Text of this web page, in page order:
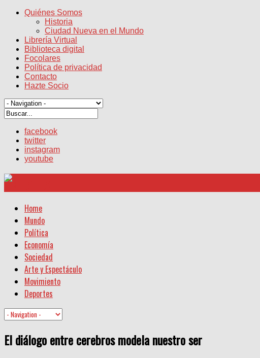
Quiénes Somos
Historia
Ciudad Nueva en el Mundo
Librería Virtual
Biblioteca digital
Focolares
Política de privacidad
Contacto
Hazte Socio
facebook
twitter
instagram
youtube
Home
Mundo
Política
Economía
Sociedad
Arte y Espectáculo
Movimiento
Deportes
El diálogo entre cerebros modela nuestro ser